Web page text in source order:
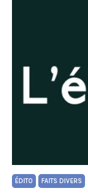
ÉDITO FAITS DIVERS